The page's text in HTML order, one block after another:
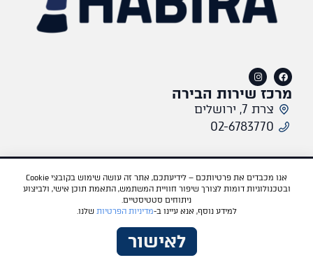
מרכז שירות הבירה
צרת 7, ירושלים
02-6783770​
תקנון אתרמדיניות פרטיותאתר היבואןפורדמאזדהTesla
BYD
Dongfeng
VOYAH
אנו מכבדים את פרטיותכם – לידיעתכם, אתר זה עושה שימוש בקובצי Cookie
ובטכנולוגיות דומות לצורך שיפור חוויית המשתמש, התאמת תוכן אישי, ולביצוע
ניתוחים סטטיסטיים.
למידע נוסף, אנא עיינו ב-מדיניות הפרטיות שלנו.
לאישור